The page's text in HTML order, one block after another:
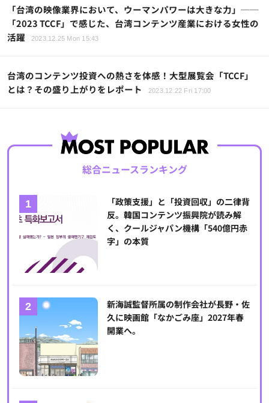
「台湾の映像業界において、ウーマンパワーは大きな力」──
「2023 TCCF」で感じた、台湾コンテンツ産業における女性の
活躍
2023.12.25 Mon 15:43
台湾のコンテンツ投資への熱さを体感！大型展覧会「TCCF」
とは？その盛り上がりをレポート
2023.12.22 Fri 17:00
総合ニュースランキング
「政策支援」と「投資回収」の二律背
反。韓国コンテンツ振興院が読み解
く、クールジャパン機構「540億円赤
字」の本質
新海誠監督所属の制作会社が長野・佐
久に映画館「なかごみ座」2027年春
開業へ。